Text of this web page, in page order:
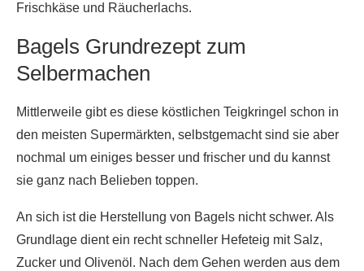
Frischkäse und Räucherlachs.
Bagels Grundrezept zum
Selbermachen
Mittlerweile gibt es diese köstlichen Teigkringel schon in
den meisten Supermärkten, selbstgemacht sind sie aber
nochmal um einiges besser und frischer und du kannst
sie ganz nach Belieben toppen.
An sich ist die Herstellung von Bagels nicht schwer. Als
Grundlage dient ein recht schneller Hefeteig mit Salz,
Zucker und Olivenöl. Nach dem Gehen werden aus dem